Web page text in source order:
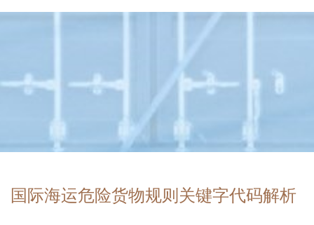
国际海运危险货物规则关键字代码解析